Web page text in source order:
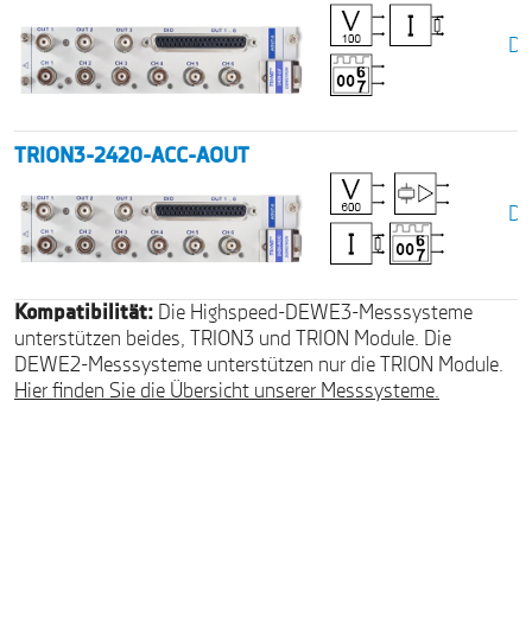
TRION3-2420-ACC-AOUT
Kompatibilität: Die Highspeed-DEWE3-Messsysteme
unterstützen beides, TRION3 und TRION Module. Die
DEWE2-Messsysteme unterstützen nur die TRION Module.
Hier finden Sie die Übersicht unserer Messsysteme.